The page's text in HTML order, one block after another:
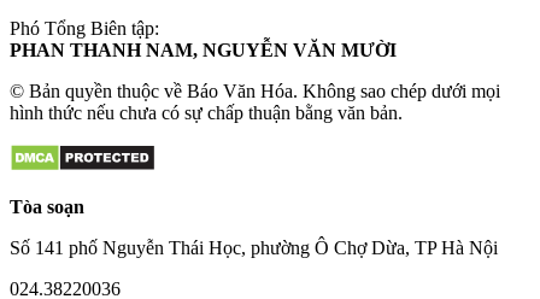
Phó Tổng Biên tập:
PHAN THANH NAM, NGUYỄN VĂN MƯỜI
© Bản quyền thuộc về Báo Văn Hóa. Không sao chép dưới mọi
hình thức nếu chưa có sự chấp thuận bằng văn bản.
Tòa soạn
Số 141 phố Nguyễn Thái Học, phường Ô Chợ Dừa, TP Hà Nội
024.38220036